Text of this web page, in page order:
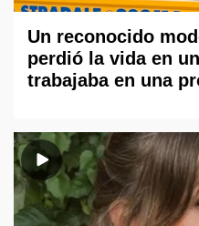
Un reconocido
perdió la vida en
trabajaba en una